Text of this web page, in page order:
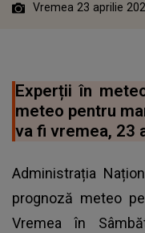
Vremea 23 aprilie
Experții în
meteo pentru
va fi vremea, 23
Administrația
prognoză meteo
Vremea în